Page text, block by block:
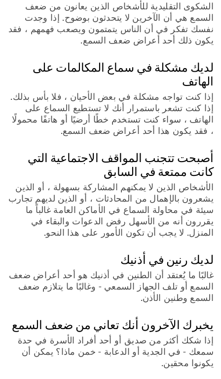
الشكوى التقليدية للأشخاص الذين يعانون من ضعف
السمع هي أن الآخرين لا يتحدثون بوضوح. إذا وجدت
نفسك تفكر في أن الناس يتمتمون ويصعب فهمهم ، فقد
يكون ذلك أحد أعراض ضعف السمع.
لديك مشكلة في سماع المكالمات على
الهاتف
إذا كنت تواجه مشكلة في بعض الأحيان ، فلا بأس بذلك.
إذا كنت تشعر باستمرار أنك لا تستطيع السماع على
الهاتف ، سواء كنت تستخدم خطًا أرضيًا أو هاتفًا محمولًا
، فقد يكون هذا أحد أعراض ضعف السمع.
أصبحت تتجنب المواقف الاجتماعية التي
كانت ممتعة في السابق
الأشخاص الذين لا يمكنهم المشاركة بسهولة ، أو الذين
يشعرون بالإهمال من المحادثات ، أو الذين لديهم تجارب
سيئة في محاولة السماع في الأماكن العامة غالباً ما
يقررون أنه من الأسهل رفض الدعوات والبقاء في
المنزل. لا يجب أن تكون الأمور على هذا النحو.
لديك رنين في أذنيك
غالبًا ما يُعتقد أن الطنين في أذنيك هو أحد أعراض ضعف
السمع أو تلف الجهاز السمعي - وغالبًا ما يتلازم ضعف
السمع وطنين الأذن.
يخبرك الآخرون أنك تعاني من ضعف السمع
إذا شكك أكثر من صديق أو أحد أفراد الأسرة في حدة
سمعك - في الجدية أو الدعابة - خمن ماذا؟ يمكن أن
يكونوا محقين.